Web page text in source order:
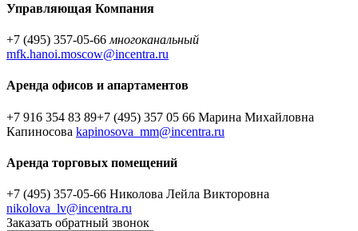
Управляющая Компания
+7 (495) 357-05-66 многоканальный
mfk.hanoi.moscow@incentra.ru
Аренда офисов и апартаментов
+7 916 354 83 89+7 (495) 357 05 66 Марина Михайловна
Капиносова kapinosova_mm@incentra.ru
Аренда торговых помещений
+7 (495) 357-05-66 Николова Лейла Викторовна
nikolova_lv@incentra.ru
Заказать обратный звонок